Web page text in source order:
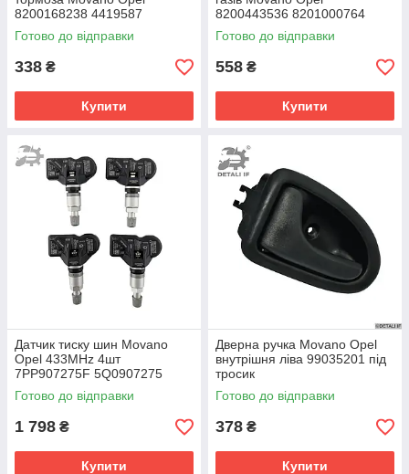
8200168238 4419587
93197675 4155450009
2532000Q0A
Готово до відправки
338 ₴
Купити
8200443536 8201000764
8200974421 2236500QAK
Готово до відправки
558 ₴
Купити
Датчик тиску шин Movano
Opel 433MHz 4шт
7PP907275F 5Q0907275
5Q0907275B
Готово до відправки
1 798 ₴
Купити
Дверна ручка Movano Opel
внутрішня ліва 99035201 під
тросик
Готово до відправки
378 ₴
Купити